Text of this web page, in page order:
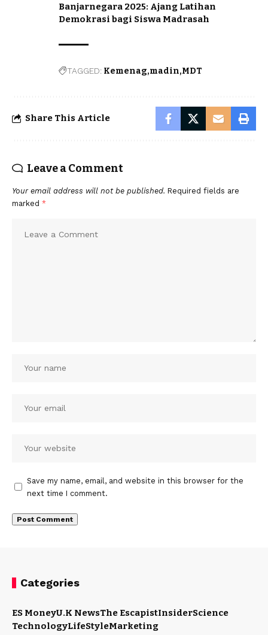
Banjarnegara 2025: Ajang Latihan
Demokrasi bagi Siswa Madrasah
TAGGED: Kemenag madin MDT
Share This Article
Leave a Comment
Your email address will not be published. Required fields are
marked *
Save my name, email, and website in this browser for the
next time I comment.
Categories
ES MoneyU.K NewsThe EscapistInsiderScience
TechnologyLifeStyleMarketing